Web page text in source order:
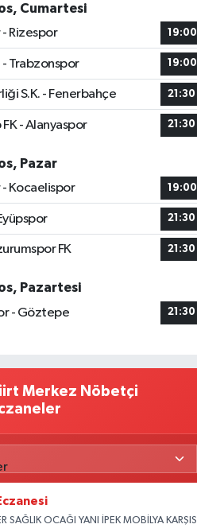
Cumartesi
Rizespor
19:00
- Trabzonspor 19:00
S.K. - Fenerbahçe 21:30
- Alanyaspor 21:30
Pazar
- Kocaelispor
19:00
21:30
FK 21:30
Pazartesi
- Göztepe
21:30
Merkez Nöbetçi
SAĞLIK OCAĞI YANI İPEK MOBİLYA KARŞISI